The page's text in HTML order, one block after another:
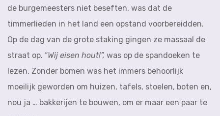
de burgemeesters niet beseften, was dat de
timmerlieden in het land een opstand voorbereidden.
Op de dag van de grote staking gingen ze massaal de
straat op. “Wij eisen hout!”, was op de spandoeken te
lezen. Zonder bomen was het immers behoorlijk
moeilijk geworden om huizen, tafels, stoelen, boten en,
nou ja … bakkerijen te bouwen, om er maar een paar te